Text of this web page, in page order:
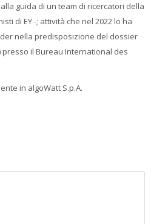
alla guida di un team di ricercatori della
di EY -; attività che nel 2022 lo ha
nella predisposizione del dossier
il Bureau International des
in algoWatt S.p.A.